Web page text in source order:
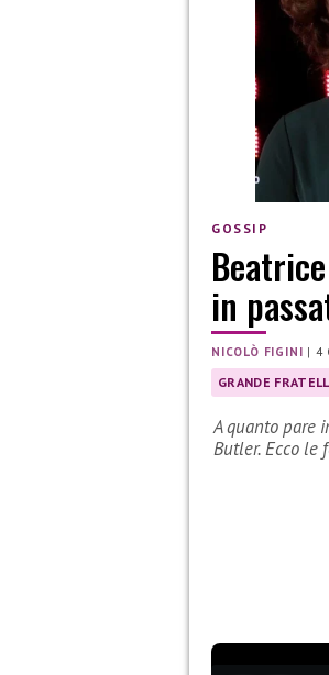
GOSSIP
in
NICOLÒ FIGINI | 4
GRANDE
A quanto pare
Butler. Ecco le